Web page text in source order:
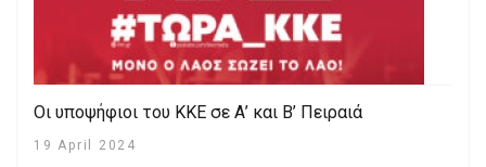
Oι υποψήφιοι του ΚΚΕ σε Α’ και Β’ Πειραιά
19 April 2024